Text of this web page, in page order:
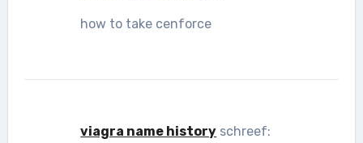
how to take cenforce
viagra name history schreef: